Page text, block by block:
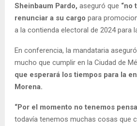
Sheinbaum Pardo, aseguró que “no
renunciar a su cargo para
a la contienda electoral de 2024 para
En conferencia, la mandataria
mucho que cumplir en la Ciudad de
que esperará los tiempos para la
Morena.
“Por el momento no tenemos
todavía tenemos muchas cosas que